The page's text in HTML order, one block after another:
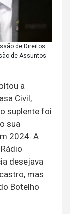
de Direitos
de Assuntos
a
Civil,
suplente foi
sua
2024. A
desejava
mas
Botelho